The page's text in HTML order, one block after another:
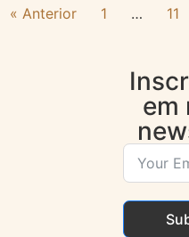
« Anterior 1 … 11
em